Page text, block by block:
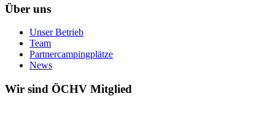
Über uns
Unser Betrieb
Team
Partnercampingplätze
News
Wir sind ÖCHV Mitglied